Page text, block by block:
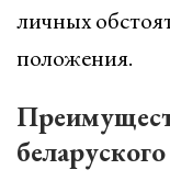
личных
положения.